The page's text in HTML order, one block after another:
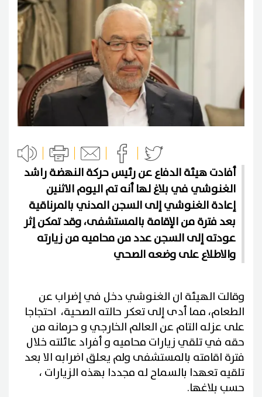
أفادت هيئة الدفاع عن رئيس حركة النهضة راشد
الغنوشي في بلاغ لها أنه تم اليوم الاثنين
إعادة الغنوشي إلى السجن المدني بالمرناقية
بعد فترة من الإقامة بالمستشفى، وقد تمكن إثر
عودته إلى السجن عدد من محاميه من زيارته
والاطلاع على وضعه الصحي
وقالت الهيئة ان الغنوشي دخل في إضراب عن
الطعام، مما أدى إلى تعكر حالته الصحية، احتجاجا
على عزله التام عن العالم الخارجي و حرمانه من
حقه في تلقي زيارات محاميه و أفراد عائلته خلال
فترة اقامته بالمستشفى ولم يعلق اضرابه الا بعد
تلقيه تعهدا بالسماح له مجددا بهذه الزيارات ،
حسب بلاغها.